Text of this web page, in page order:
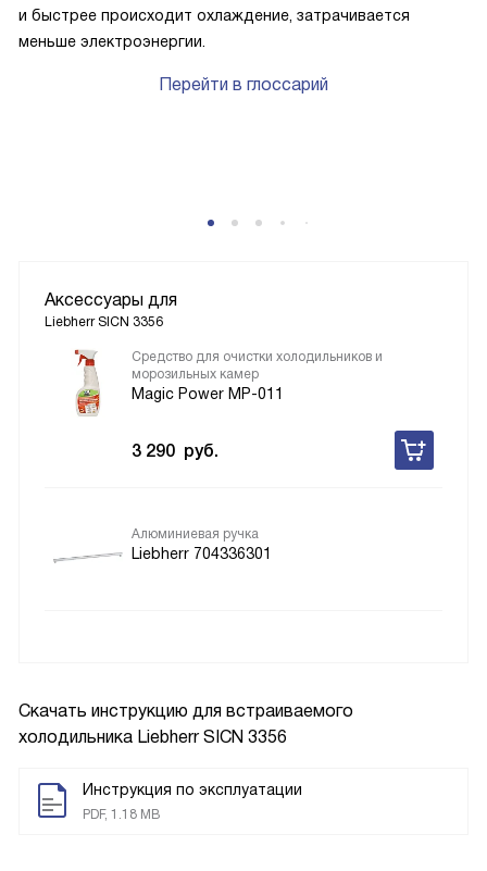
Скачать инструкцию для встраиваемого
холодильника Liebherr SICN 3356
Инструкция по эксплуатации
PDF, 1.18 MB
и быстрее происходит охлаждение, затрачивается
меньше электроэнергии.
Перейти в глоссарий
Аксессуары для
Liebherr SICN 3356
Средство для очистки холодильников и
морозильных камер
Magic Power MP-011
3 290 руб.
Алюминиевая ручка
Liebherr 704336301